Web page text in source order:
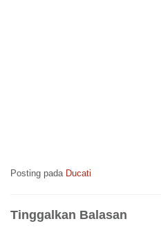
Posting pada Ducati
Tinggalkan Balasan